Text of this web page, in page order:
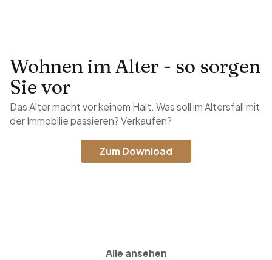
Wohnen im Alter - so sorgen
Sie vor
Das Alter macht vor keinem Halt. Was soll im Altersfall mit
der Immobilie passieren? Verkaufen?
Zum Download
Alle ansehen